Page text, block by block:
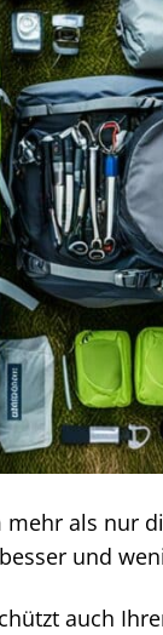
als nur
und
auch